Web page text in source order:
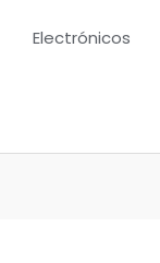
Electrónicos